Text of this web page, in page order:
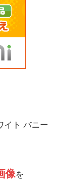
イト バニー
像を